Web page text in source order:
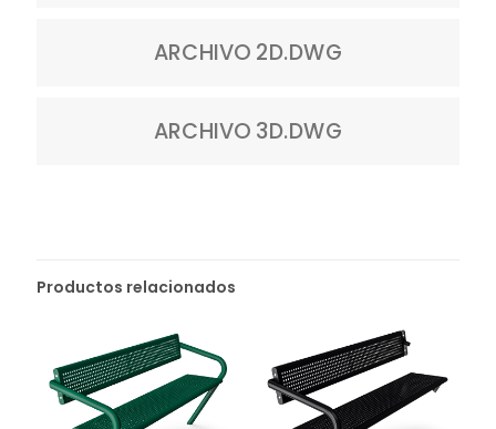
ARCHIVO 2D.DWG
ARCHIVO 3D.DWG
Productos relacionados